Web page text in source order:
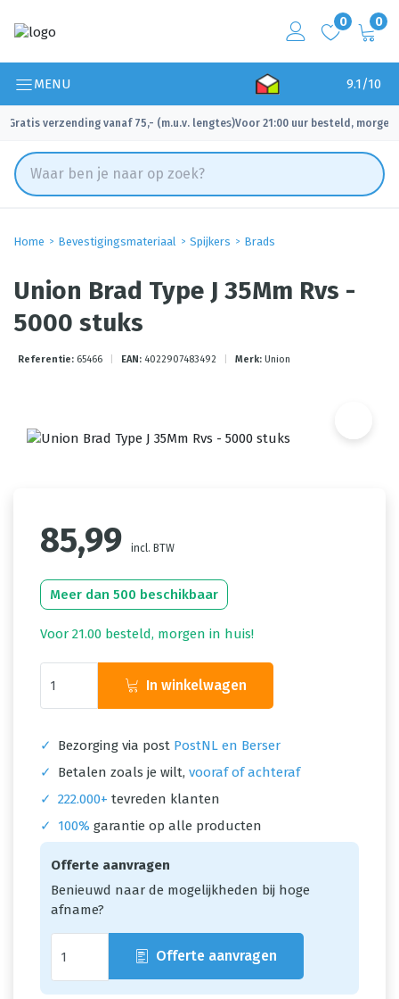
0 0
MENU 9.1/10
Gratis verzending vanaf 75,- (m.u.v. lengtes)
✓ Voor 21:00 uur besteld, morgen
Home Bevestigingsmateriaal Spijkers Brads
Union Brad Type J 35Mm Rvs -
5000 stuks
Referentie: 65466 EAN: 4022907483492 Merk: Union
85,99 incl. BTW
Meer dan 500 beschikbaar
Voor 21.00 besteld, morgen in huis!
In winkelwagen
✓ Bezorging via post PostNL en Berser
✓
Betalen zoals je wilt, vooraf of achteraf
✓ 222.000+ tevreden klanten
✓
100% garantie op alle producten
Offerte aanvragen
Benieuwd naar de mogelijkheden bij hoge
afname?
Offerte aanvragen